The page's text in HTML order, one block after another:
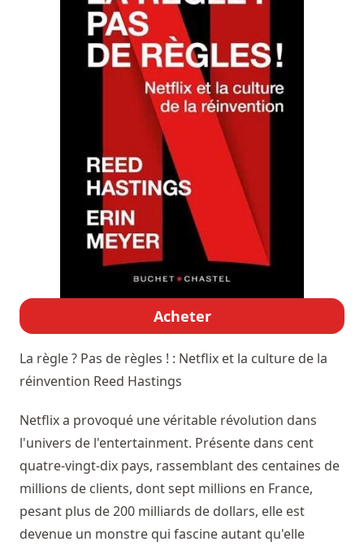
Acheter
La règle ? Pas de règles ! : Netflix et la culture de la
réinvention Reed Hastings
Netflix a provoqué une véritable révolution dans
l'univers de l'entertainment. Présente dans cent
quatre-vingt-dix pays, rassemblant des centaines de
millions de clients, dont sept millions en France,
pesant plus de 200 milliards de dollars, elle est
devenue un monstre qui fascine autant qu'elle